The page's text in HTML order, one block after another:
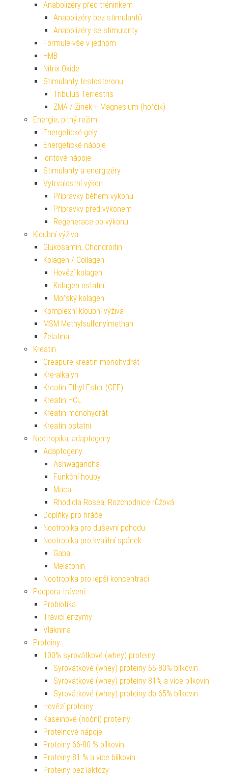
Anabolizéry před tréninkem
Anabolizéry bez stimulantů
Anabolizéry se stimulanty
Formule vše v jednom
HMB
Nitrix Oxide
Stimulanty testosteronu
Tribulus Terrestris
ZMA / Zinek + Magnesium (hořčík)
Energie, pitný režim
Energetické gely
Energetické nápoje
Iontové nápoje
Stimulanty a energizéry
Vytrvalostní výkon
Přípravky během výkonu
Přípravky před výkonem
Regenerace po výkonu
Kloubní výživa
Glukosamin, Chondroitin
Kolagen / Collagen
Hovězí kolagen
Kolagen ostatní
Mořský kolagen
Komplexní kloubní výživa
MSM Methylsulfonylmethan
Želatina
Kreatin
Creapure kreatin monohydrát
Kre-alkalyn
Kreatin Ethyl Ester (CEE)
Kreatin HCL
Kreatin monohydrát
Kreatin ostatní
Nootropika, adaptogeny
Adaptogeny
Ashwagandha
Funkční houby
Maca
Rhodiola Rosea, Rozchodnice růžová
Doplňky pro hráče
Nootropika pro duševní pohodu
Nootropika pro kvalitní spánek
Gaba
Melatonin
Nootropika pro lepší koncentraci
Podpora trávení
Probiotika
Trávicí enzymy
Vláknina
Proteiny
100% syrovátkové (whey) proteiny
Syrovátkové (whey) proteiny 66-80% bílkovin
Syrovátkové (whey) proteiny 81% a více bílkovin
Syrovátkové (whey) proteiny do 65% bílkovin
Hovězí proteiny
Kaseinové (noční) proteiny
Proteinové nápoje
Proteiny 66-80 % bílkovin
Proteiny 81 % a více bílkovin
Proteiny bez laktózy